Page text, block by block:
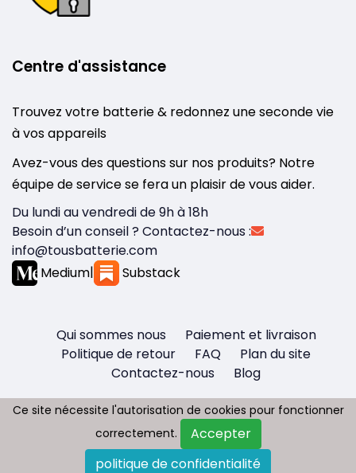
Centre d'assistance
Trouvez votre batterie & redonnez une seconde vie
à vos appareils
Avez-vous des questions sur nos produits? Notre
équipe de service se fera un plaisir de vous aider.
Du lundi au vendredi de 9h à 18h
Besoin d’un conseil ? Contactez-nous :
info@tousbatterie.com
Medium| Substack
Qui sommes nous
Paiement et livraison
Politique de retour
FAQ
Plan du site
Contactez-nous
Blog
Copyright © 2026 - Tous droit réservés
Tousbatterie.com
Ce site nécessite l'autorisation de cookies pour fonctionner
correctement.
Accepter
politique de confidentialité
Ce site nécessite l'autorisation de cookies pour fonctionner
correctement.
Accepter
politique de confidentialité